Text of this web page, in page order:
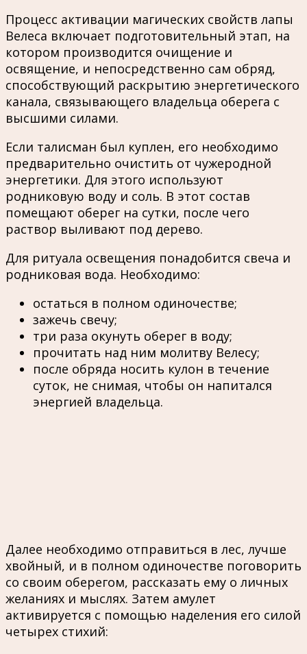
Процесс активации магических свойств лапы
Велеса включает подготовительный этап, на
котором производится очищение и
освящение, и непосредственно сам обряд,
способствующий раскрытию энергетического
канала, связывающего владельца оберега с
высшими силами.
Если талисман был куплен, его необходимо
предварительно очистить от чужеродной
энергетики. Для этого используют
родниковую воду и соль. В этот состав
помещают оберег на сутки, после чего
раствор выливают под дерево.
Для ритуала освещения понадобится свеча и
родниковая вода. Необходимо:
остаться в полном одиночестве;
зажечь свечу;
три раза окунуть оберег в воду;
прочитать над ним молитву Велесу;
после обряда носить кулон в течение
суток, не снимая, чтобы он напитался
энергией владельца.
Далее необходимо отправиться в лес, лучше
хвойный, и в полном одиночестве поговорить
со своим оберегом, рассказать ему о личных
желаниях и мыслях. Затем амулет
активируется с помощью наделения его силой
четырех стихий: